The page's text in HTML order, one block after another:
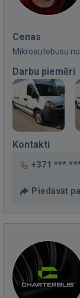
Cenas
Mikroautobusu
Darbu piemēri
Kontakti
+371 ***
Piedāvāt